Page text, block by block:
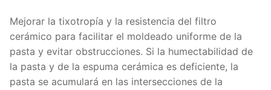
Mejorar la tixotropía y la resistencia del filtro
cerámico para facilitar el moldeado uniforme de la
pasta y evitar obstrucciones. Si la humectabilidad de
la pasta y de la espuma cerámica es deficiente, la
pasta se acumulará en las intersecciones de la